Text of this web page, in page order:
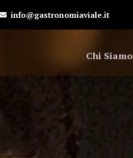
info@gastronomiaviale.it
Chi Siamo